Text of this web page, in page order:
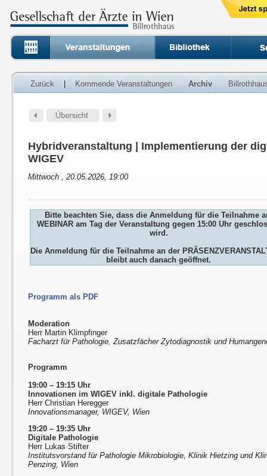
Zurück Kommende Veranstaltungen Archiv
Hybridveranstaltung | Implementierung der
WIGEV
Mittwoch , 20.05.2026, 19:00
Bitte beachten Sie, dass die Anmeldung für die Teilnahme
WEBINAR am Tag der Veranstaltung gegen 15:00 Uhr
wird.
Die Anmeldung für die Teilnahme an der
bleibt auch danach geöffnet.
Programm als PDF
Moderation
Herr Martin Klimpfinger
Facharzt für Pathologie, Zusatzfächer Zytodiagnostik und
Programm
19:00 – 19:15 Uhr
Innovationen im WIGEV inkl. digitale Pathologie
Herr Christian Heregger
Innovationsmanager, WIGEV, Wien
19:20 – 19:35 Uhr
Digitale Pathologie
Herr Lukas Stifter
Institutsvorstand für Pathologie Mikrobiologie, Klinik Hietzing und
Penzing, Wien